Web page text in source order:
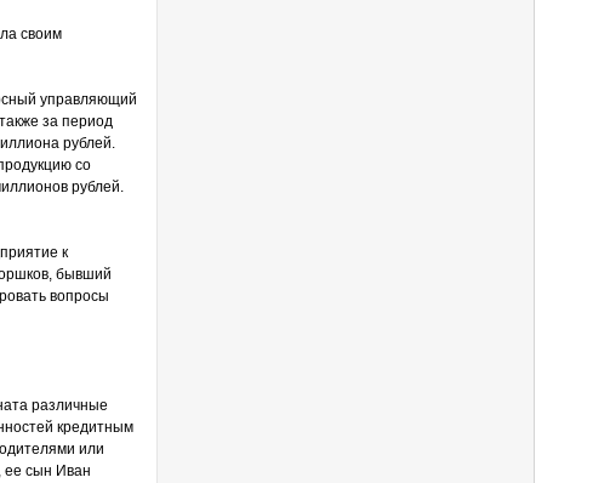
своим
управляющий
за период
рублей.
со
рублей.
к
бывший
вопросы
различные
кредитным
или
ее сын Иван